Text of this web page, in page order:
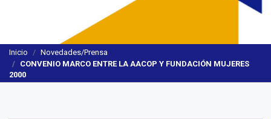
Inicio
Novedades/Prensa
CONVENIO MARCO ENTRE LA AACOP Y FUNDACIÓN MUJERES
2000